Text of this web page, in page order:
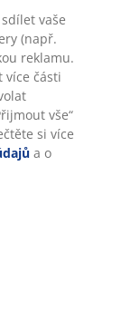
vaše
(např.
reklamu.
více části
vše“
si více
a o